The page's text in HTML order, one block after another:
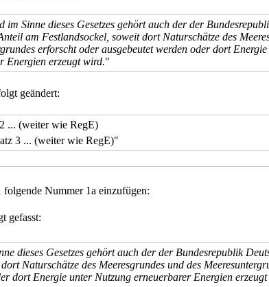
im Sinne dieses Gesetzes gehört auch der der
am Festlandsockel, soweit dort Naturschätze des
erforscht oder ausgebeutet werden oder dort
Energien erzeugt wird."
geändert:
... (weiter wie RegE)
3 ... (weiter wie RegE)"
Nummer 1a einzufügen:
gefasst:
dieses Gesetzes gehört auch der der Bundesrepublik
Naturschätze des Meeresgrundes und des
dort Energie unter Nutzung erneuerbarer Energien